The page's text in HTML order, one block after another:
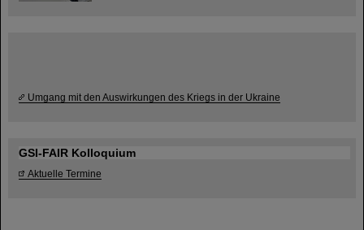
Umgang mit den Auswirkungen des Kriegs in der Ukraine
GSI-FAIR Kolloquium
Aktuelle Termine